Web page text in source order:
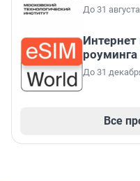
До 31
Интернет
До 31
Все